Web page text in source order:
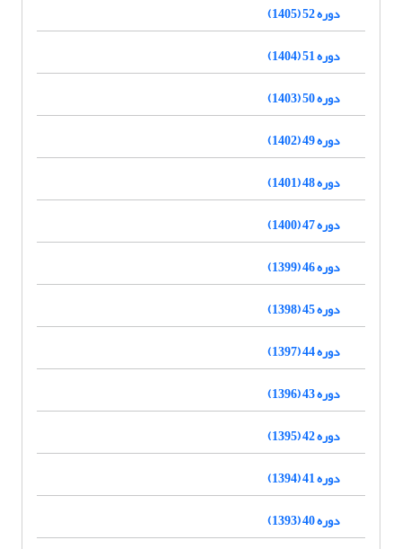
دوره 52 (1405)
دوره 51 (1404)
دوره 50 (1403)
دوره 49 (1402)
دوره 48 (1401)
دوره 47 (1400)
دوره 46 (1399)
دوره 45 (1398)
دوره 44 (1397)
دوره 43 (1396)
دوره 42 (1395)
دوره 41 (1394)
دوره 40 (1393)